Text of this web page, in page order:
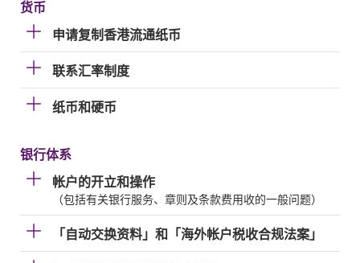
货币
申请复制香港流通纸币
联系汇率制度
纸币和硬币
银行体系
帐户的开立和操作
（包括有关银行服务、章则及条款费用收的一般问题）
「自动交换资料」和「海外帐户税收合规法案」